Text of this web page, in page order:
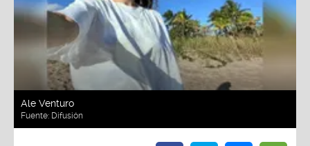
Ale Venturo
Fuente: Difusión